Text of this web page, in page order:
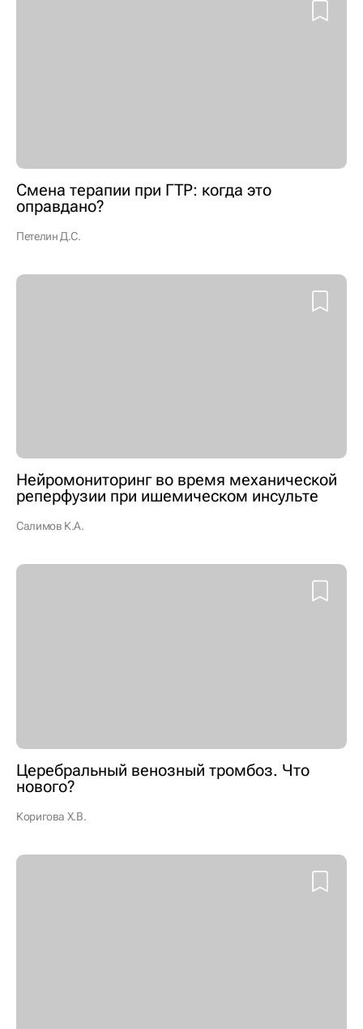
Смена терапии при ГТР: когда это
оправдано?
Петелин Д.С.
Нейромониторинг во время механической
реперфузии при ишемическом инсульте
Салимов К.А.
Церебральный венозный тромбоз. Что
нового?
Коригова Х.В.